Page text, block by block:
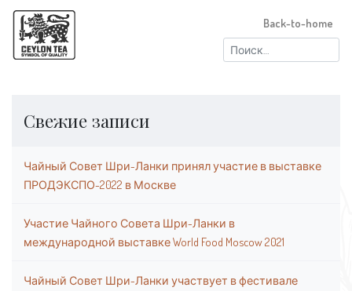
Найти:
Back-to-home
Свежие записи
Чайный Совет Шри-Ланки принял участие в выставке
ПРОДЭКСПО-2022 в Москве
Участие Чайного Совета Шри-Ланки в
международной выставке World Food Moscow 2021
Чайный Совет Шри-Ланки участвует в фестивале